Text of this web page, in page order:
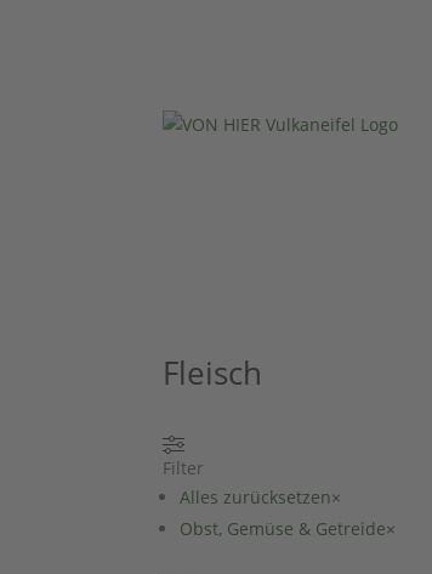
Fleisch
Filter
Alles zurücksetzen×
Obst, Gemüse & Getreide×